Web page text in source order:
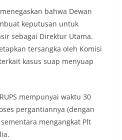
bahwa Dewan
keputusan untuk
sebagai Direktur Utama.
tersangka oleh Komisi
kasus suap menyuap
mempunyai waktu 30
pergantiannya (dengan
mengangkat Plt